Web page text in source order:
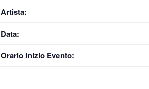
Artista:
Data:
Orario Inizio Evento: